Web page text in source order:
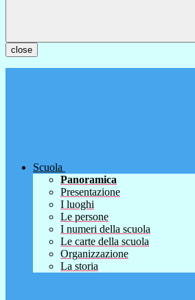
close
Scuola
Panoramica
Presentazione
I luoghi
Le persone
I numeri della scuola
Le carte della scuola
Organizzazione
La storia